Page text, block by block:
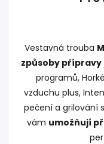
Vestavná trouba
způsoby přípravy
programů,
vzduchu plus,
pečení a grilování
vám umožňují